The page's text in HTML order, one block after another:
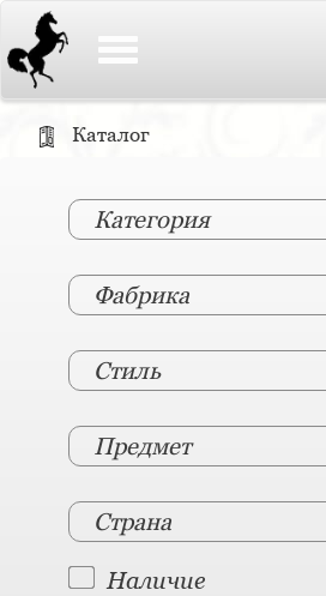
Каталог
Категория
Фабрика
Стиль
Предмет
Страна
Наличие